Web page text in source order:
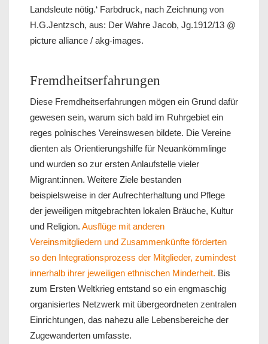
Landsleute nötig.‘ Farbdruck, nach Zeichnung von
H.G.Jentzsch, aus: Der Wahre Jacob, Jg.1912/13 @
picture alliance / akg-images.
Fremdheitserfahrungen
Diese Fremdheitserfahrungen mögen ein Grund dafür
gewesen sein, warum sich bald im Ruhrgebiet ein
reges polnisches Vereinswesen bildete. Die Vereine
dienten als Orientierungshilfe für Neuankömmlinge
und wurden so zur ersten Anlaufstelle vieler
Migrant:innen. Weitere Ziele bestanden
beispielsweise in der Aufrechterhaltung und Pflege
der jeweiligen mitgebrachten lokalen Bräuche, Kultur
und Religion. Ausflüge mit anderen
Vereinsmitgliedern und Zusammenkünfte förderten
so den Integrationsprozess der Mitglieder, zumindest
innerhalb ihrer jeweiligen ethnischen Minderheit. Bis
zum Ersten Weltkrieg entstand so ein engmaschig
organisiertes Netzwerk mit übergeordneten zentralen
Einrichtungen, das nahezu alle Lebensbereiche der
Zugewanderten umfasste.